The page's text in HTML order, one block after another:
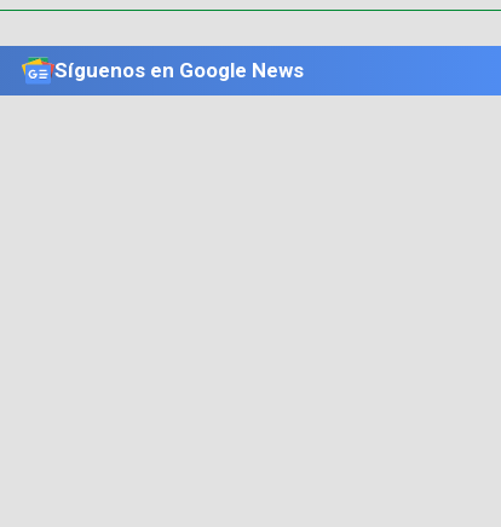
Síguenos en Google News